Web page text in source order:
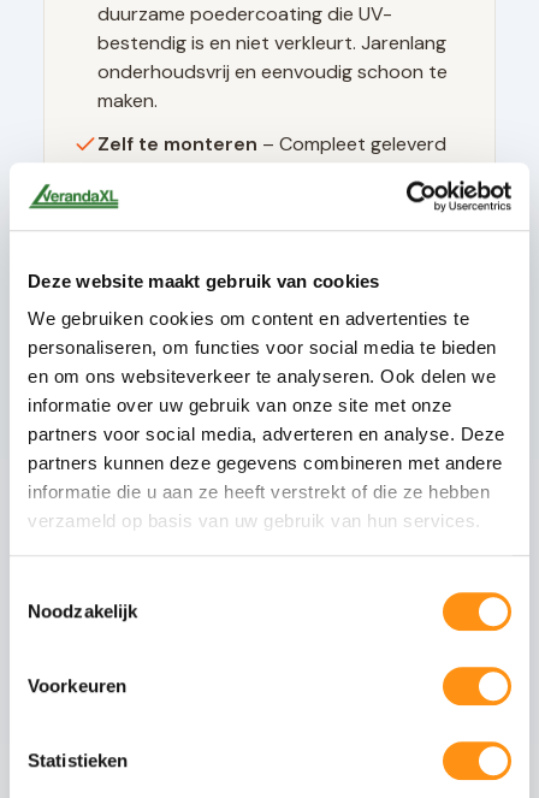
Deze website maakt gebruik van cookies
We gebruiken cookies om content en advertenties te
personaliseren, om functies voor social media te bieden
en om ons websiteverkeer te analyseren. Ook delen we
informatie over uw gebruik van onze site met onze
partners voor social media, adverteren en analyse. Deze
partners kunnen deze gegevens combineren met andere
informatie die u aan ze heeft verstrekt of die ze hebben
verzameld op basis van uw gebruik van hun services.
Noodzakelijk
Voorkeuren
Statistieken
duurzame poedercoating die UV-
bestendig is en niet verkleurt. Jarenlang
onderhoudsvrij en eenvoudig schoon te
maken.
Zelf te monteren – Compleet geleverd
montagehandleiding en instructievideo's.
Geen speciaal gereedschap nodig.
Technische specificaties
Glasdikte
10mm gehard (ESG)
Glastype
Helder glas
Glasranden
Geslepen (niet scherp)
Profielmateriaal
Aluminium 6063-T6
Aantal rails
-rail systeem
Veiligheid van gehard glas